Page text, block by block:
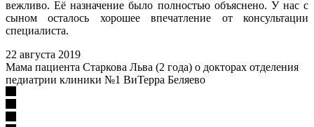
вежливо. Её назначение было полностью объяснено. У нас с
сыном осталось хорошее впечатление от консультации
специалиста.
22 августа 2019
Мама пациента Старкова Льва (2 года) о докторах отделения
педиатрии клиники №1 ВиТерра Беляево